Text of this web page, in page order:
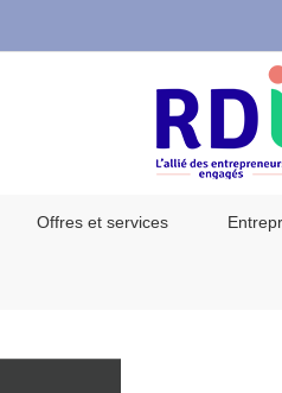
Offres et services